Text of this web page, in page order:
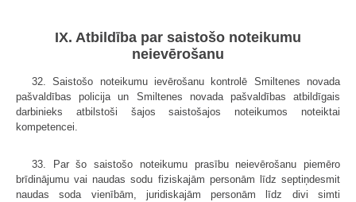
IX. Atbildība par saistošo noteikumu
neievērošanu
32. Saistošo noteikumu ievērošanu kontrolē Smiltenes novada
pašvaldības policija un Smiltenes novada pašvaldības atbildīgais
darbinieks atbilstoši šajos saistošajos noteikumos noteiktai
kompetencei.
33. Par šo saistošo noteikumu prasību neievērošanu piemēro
brīdinājumu vai naudas sodu fiziskajām personām līdz septiņdesmit
naudas soda vienībām, juridiskajām personām līdz divi simti